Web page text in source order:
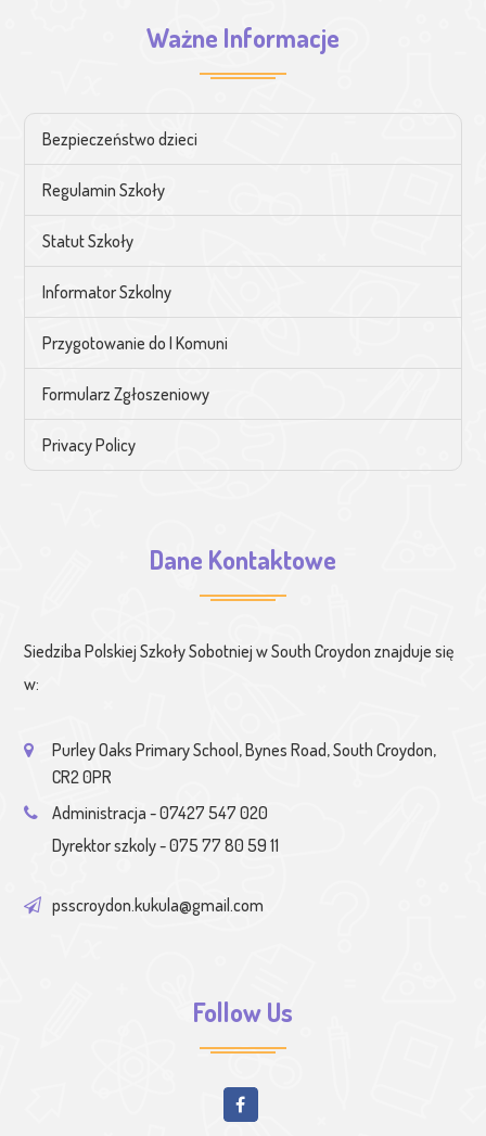
Ważne Informacje
Bezpieczeństwo dzieci
Regulamin Szkoły
Statut Szkoły
Informator Szkolny
Przygotowanie do I Komuni
Formularz Zgłoszeniowy
Privacy Policy
Dane Kontaktowe
Siedziba Polskiej Szkoły Sobotniej w South Croydon znajduje się
w:
Purley Oaks Primary School, Bynes Road, South Croydon,
CR2 0PR
Administracja - 07427 547 020
Dyrektor szkoly - 075 77 80 59 11
psscroydon.kukula@gmail.com
Follow Us